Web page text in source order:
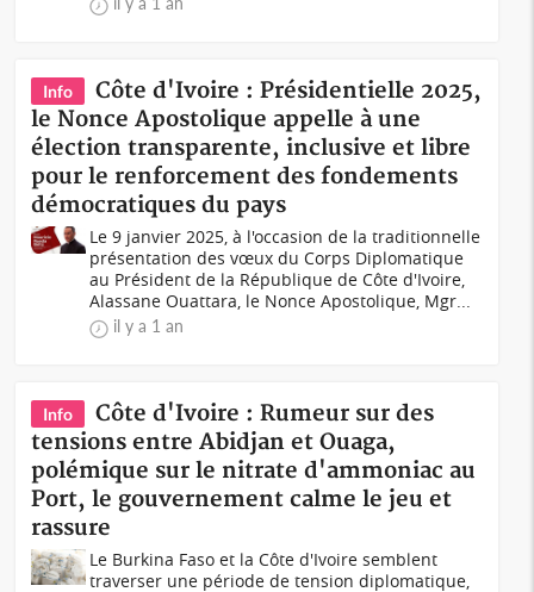
Info
Côte d'Ivoire : Présidentielle 2025,
le Nonce Apostolique appelle à une
élection transparente, inclusive et libre
pour le renforcement des fondements
démocratiques du pays
Le 9 janvier 2025, à l'occasion de la traditionnelle
présentation des vœux du Corps Diplomatique
au Président de la République de Côte d'Ivoire,
Alassane Ouattara, le Nonce Apostolique, Mgr...
il y a 1 an
Info
Côte d'Ivoire : Rumeur sur des
tensions entre Abidjan et Ouaga,
polémique sur le nitrate d'ammoniac au
Port, le gouvernement calme le jeu et
rassure
Le Burkina Faso et la Côte d'Ivoire semblent
traverser une période de tension diplomatique,